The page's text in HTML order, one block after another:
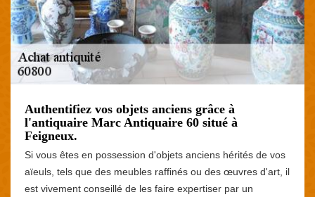
Authentifiez vos objets anciens grâce à
l'antiquaire Marc Antiquaire 60 situé à
Feigneux.
Si vous êtes en possession d'objets anciens hérités de vos
aïeuls, tels que des meubles raffinés ou des œuvres d'art, il
est vivement conseillé de les faire expertiser par un